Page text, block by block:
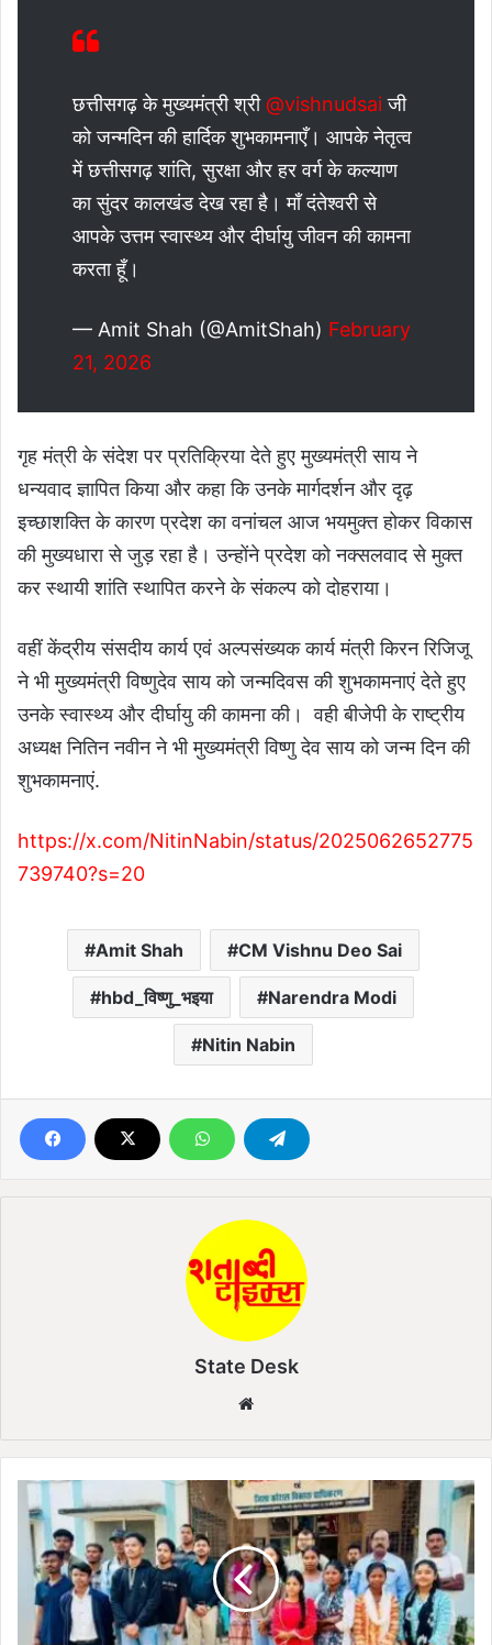
छत्तीसगढ़ के मुख्यमंत्री श्री@vishnudsai जी
को जन्मदिन की हार्दिक शुभकामनाएँ। आपके नेतृत्व
में छत्तीसगढ़ शांति, सुरक्षा और हर वर्ग के कल्याण
का सुंदर कालखंड देख रहा है। माँ दंतेश्वरी से
आपके उत्तम स्वास्थ्य और दीर्घायु जीवन की कामना
करता हूँ।
— Amit Shah (@AmitShah) February
21, 2026
गृह मंत्री के संदेश पर प्रतिक्रिया देते हुए मुख्यमंत्री साय ने
धन्यवाद ज्ञापित किया और कहा कि उनके मार्गदर्शन और दृढ़
इच्छाशक्ति के कारण प्रदेश का वनांचल आज भयमुक्त होकर विकास
की मुख्यधारा से जुड़ रहा है। उन्होंने प्रदेश को नक्सलवाद से मुक्त
कर स्थायी शांति स्थापित करने के संकल्प को दोहराया।
वहीं केंद्रीय संसदीय कार्य एवं अल्पसंख्यक कार्य मंत्री किरन रिजिजू
ने भी मुख्यमंत्री विष्णुदेव साय को जन्मदिवस की शुभकामनाएं देते हुए
उनके स्वास्थ्य और दीर्घायु की कामना की। वही बीजेपी के राष्ट्रीय
अध्यक्ष नितिन नवीन ने भी मुख्यमंत्री विष्णु देव साय को जन्म दिन की
शुभकामनाएं.
https://x.com/NitinNabin/status/2025062652775
739740?s=20
Amit Shah CM Vishnu Deo Sai
hbd_विष्णु_भइया Narendra Modi
Nitin Nabin
State Desk
te